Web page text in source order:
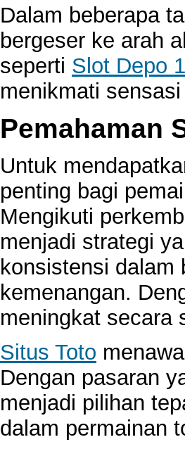
Dalam beberapa
bergeser ke arah
seperti Slot Depo
menikmati
Pemahaman
Untuk
penting bagi
Mengikuti
menjadi strategi
konsistensi dalam
kemenangan.
meningkat secara
Situs Toto
Dengan pasaran
menjadi pilihan
dalam permainan